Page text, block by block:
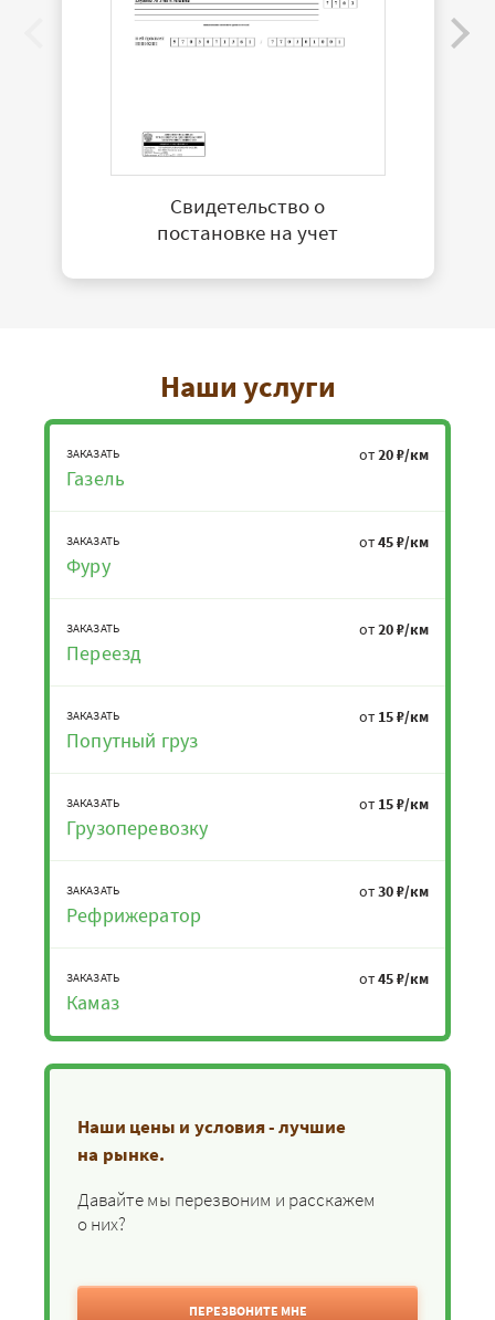
Свидетельство о
постановке на учет
Наши услуги
ЗАКАЗАТЬ
Газель
от20 ₽/км
ЗАКАЗАТЬ
Фуру
от45 ₽/км
ЗАКАЗАТЬ
Переезд
от20 ₽/км
ЗАКАЗАТЬ
Попутный груз
от 15 ₽/км
ЗАКАЗАТЬ
Грузоперевозку
от 15 ₽/км
ЗАКАЗАТЬ
Рефрижератор
от30 ₽/км
ЗАКАЗАТЬ
Камаз
от45 ₽/км
Наши цены и условия - лучшие
на рынке.
Давайте мы перезвоним и расскажем
о них?
ПЕРЕЗВОНИТЕ МНЕ